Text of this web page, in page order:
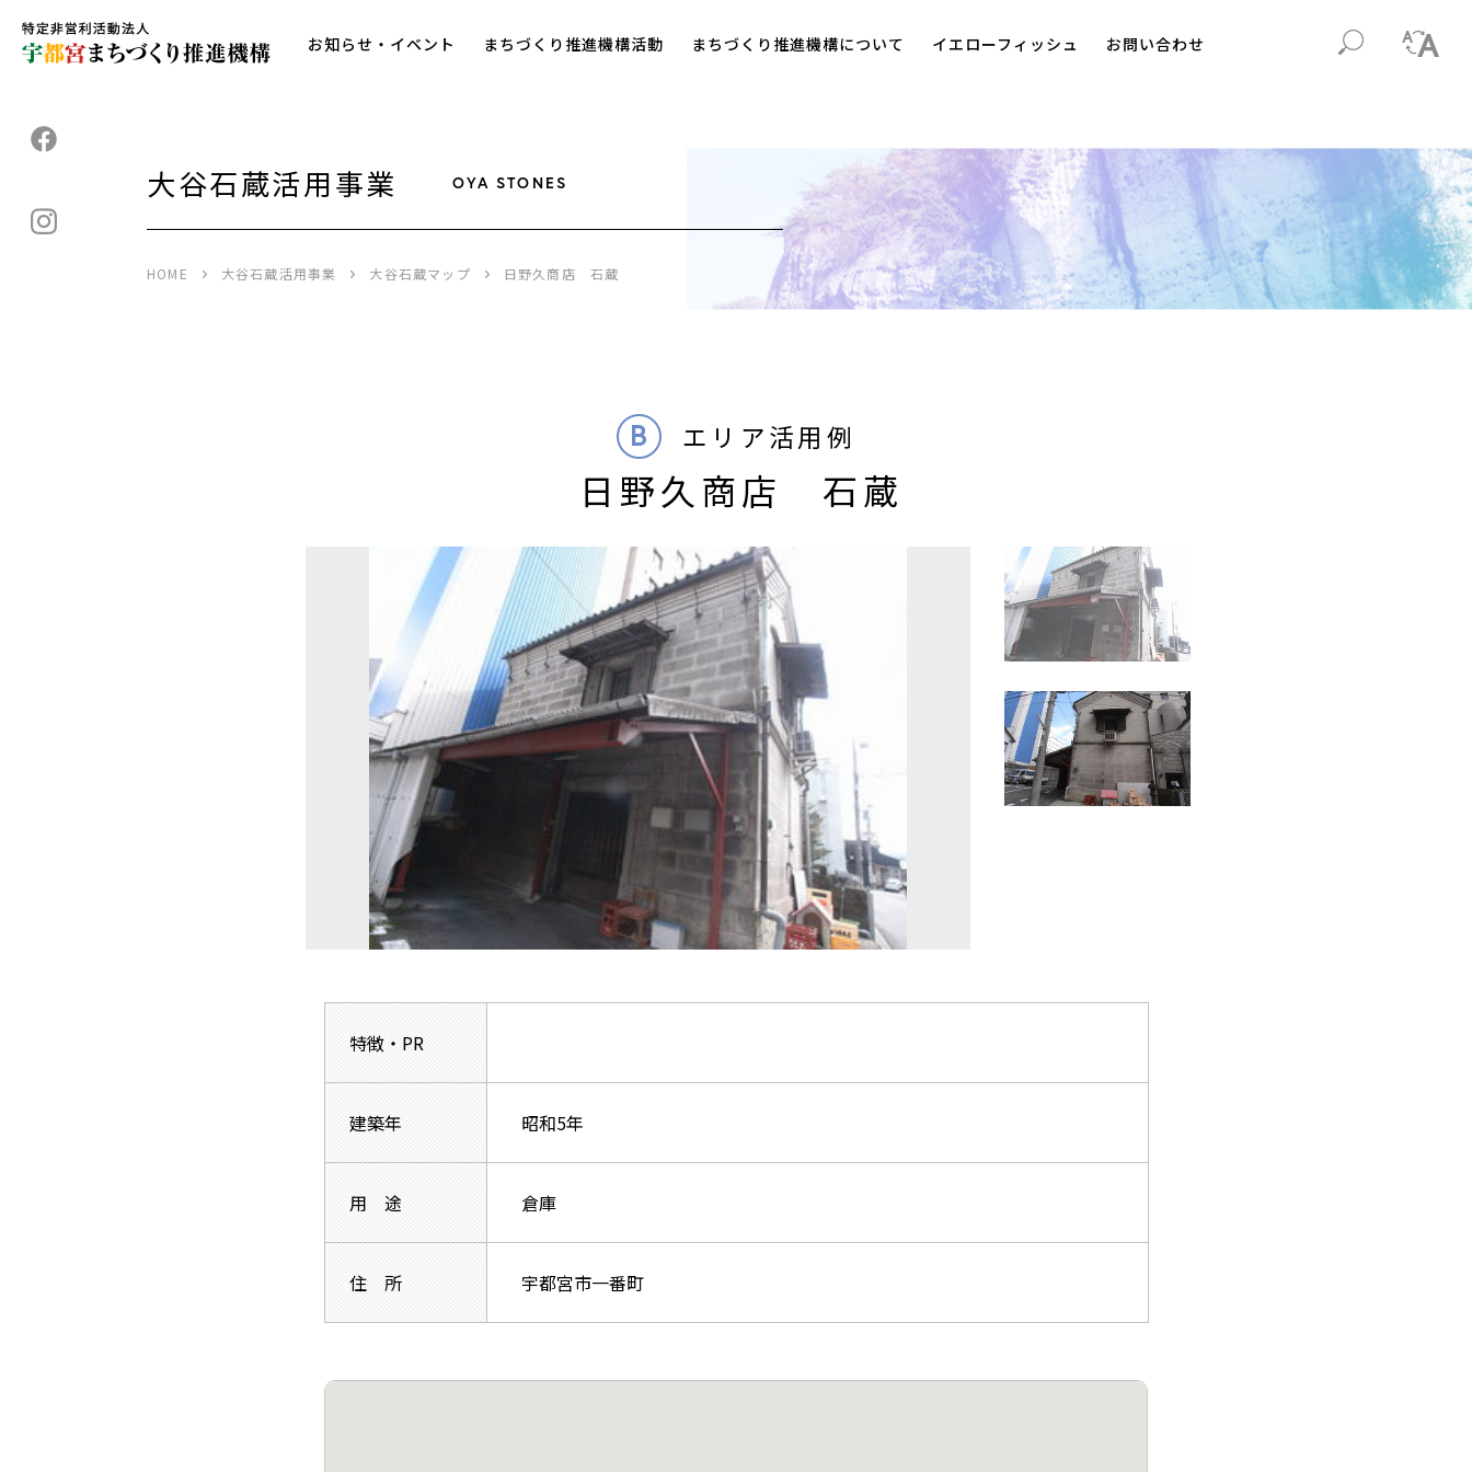
お知らせ・イベント まちづくり推進機構活動 まちづくり推進機構について イエローフィッシュ お問い合わせ
大谷石蔵活用事業 OYA STONES
HOME 大谷石蔵活用事業 大谷石蔵マップ 日野久商店 石蔵
B エリア活用例
日野久商店 石蔵
特徴・PR
建築年 昭和5年
用 途 倉庫
住 所 宇都宮市一番町